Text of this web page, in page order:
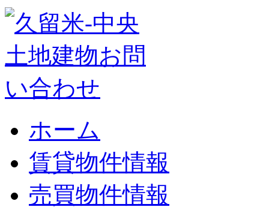
ホーム
賃貸物件情報
売買物件情報